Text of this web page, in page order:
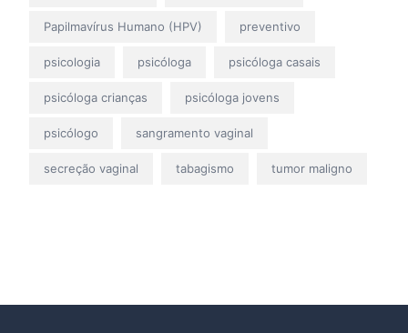
Papilmavírus Humano (HPV) preventivo
psicologia psicóloga psicóloga casais
psicóloga crianças psicóloga jovens
psicólogo sangramento vaginal
secreção vaginal tabagismo tumor maligno